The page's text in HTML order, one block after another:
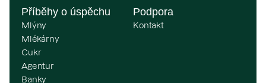
Příběhy o úspěchu
Mlýny
Mlékárny
Cukr
Agentur
Banky
Podpora
Kontakt